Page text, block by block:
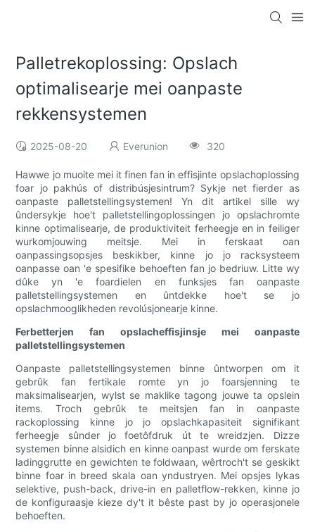
Palletrekoplossing: Opslach
optimalisearje mei oanpaste
rekkensystemen
2025-08-20 Everunion 320
Hawwe jo muoite mei it finen fan in effisjinte opslachoplossing
foar jo pakhús of distribúsjesintrum? Sykje net fierder as
oanpaste palletstellingsystemen! Yn dit artikel sille wy
ûndersykje hoe't palletstellingoplossingen jo opslachromte
kinne optimalisearje, de produktiviteit ferheegje en in feiliger
wurkomjouwing meitsje. Mei in ferskaat oan
oanpassingsopsjes beskikber, kinne jo jo racksysteem
oanpasse oan 'e spesifike behoeften fan jo bedriuw. Litte wy
dûke yn 'e foardielen en funksjes fan oanpaste
palletstellingsystemen en ûntdekke hoe't se jo
opslachmooglikheden revolúsjonearje kinne.
Ferbetterjen fan opslacheffisjinsje mei oanpaste
palletstellingsystemen
Oanpaste palletstellingsystemen binne ûntworpen om it
gebrûk fan fertikale romte yn jo foarsjenning te
maksimalisearjen, wylst se maklike tagong jouwe ta opslein
items. Troch gebrûk te meitsjen fan in oanpaste
rackoplossing kinne jo jo opslachkapasiteit signifikant
ferheegje sûnder jo foetôfdruk út te wreidzjen. Dizze
systemen binne alsidich en kinne oanpast wurde om ferskate
ladinggrutte en gewichten te foldwaan, wêrtroch't se geskikt
binne foar in breed skala oan yndustryen. Mei opsjes lykas
selektive, push-back, drive-in en palletflow-rekken, kinne jo
de konfiguraasje kieze dy't it bêste past by jo operasjonele
behoeften.